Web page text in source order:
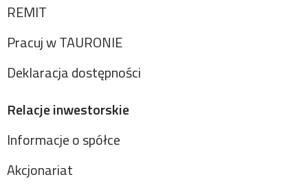
REMIT
Pracuj w TAURONIE
Deklaracja dostępności
Relacje inwestorskie
Informacje o spółce
Akcjonariat